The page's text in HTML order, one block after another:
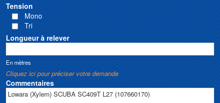
Tension
Mono
Tri
Longueur à relever
En mètres
Cliquez ici pour préciser votre demande
Commentaires